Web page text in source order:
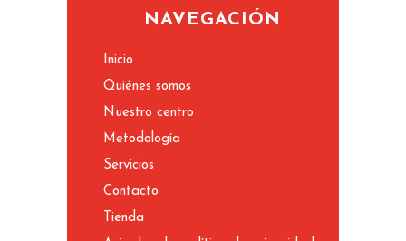
NAVEGACIÓN
Inicio
Quiénes somos
Nuestro centro
Metodología
Servicios
Contacto
Tienda